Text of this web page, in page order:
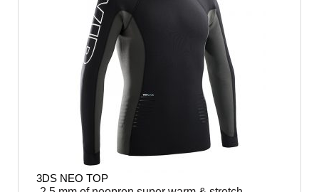
3DS NEO TOP